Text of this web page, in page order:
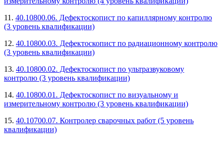
11. 40.10800.06. Дефектоскопист по капиллярному контролю
(3 уровень квалификации)
12. 40.10800.03. Дефектоскопист по радиационному контролю
(3 уровень квалификации)
13. 40.10800.02. Дефектоскопист по ультразвуковому
контролю (3 уровень квалификации)
14. 40.10800.01. Дефектоскопист по визуальному и
измерительному контролю (3 уровень квалификации)
15. 40.10700.07. Контролер сварочных работ (5 уровень
квалификации)